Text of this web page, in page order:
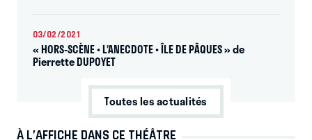
03/02/2021
« HORS-SCÈNE • L’ANECDOTE • ÎLE DE PÂQUES » de
Pierrette DUPOYET
Toutes les actualités
À L’AFFICHE DANS CE THÉÂTRE